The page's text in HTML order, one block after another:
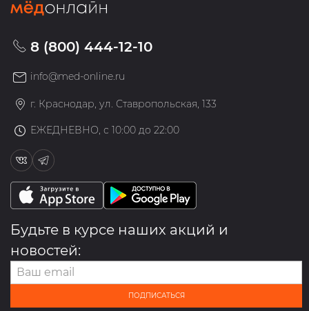
8 (800) 444-12-10
info@med-online.ru
г. Краснодар, ул. Ставропольская, 133
ЕЖЕДНЕВНО, с 10:00 до 22:00
Будьте в курсе наших акций и
новостей:
ПОДПИСАТЬСЯ